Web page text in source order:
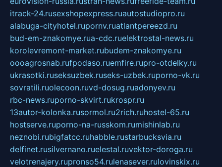
itrack-24.rusexshopexpress.ruautostudiopro.ru
alabuga-cityhotel.rupornv.ruatlantpereezd.ru
bud-em-znakomye.rua-cdc.ruelektrostal-news.ru
korolevremont-market.rubudem-znakomye.ru
oooagrosnab.rufpodaso.ruemfire.rupro-otdelky.ru
ukrasotki.ruseksuzbek.ruseks-uzbek.ruporno-vk.ru
sovratili.ruolecoon.ruvd-dosug.ruadonyev.ru
rbc-news.ruporno-skvirt.rukrospr.ru
13autor-kolonka.rusormol.ru2rich.ruhostel-65.ru
hostserve.ruporno-na-russkom.rumishinlab.ru
neznobi.rubigfatcc.ruhabble.rustarbucksvia.ru
delfinet.rusilvernano.ruelestal.ruvektor-doroga.ru
velotrenajery.rupronso54.rulenasever.rulovinskix.ru